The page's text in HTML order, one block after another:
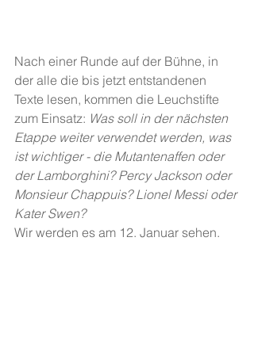
Nach einer Runde auf der Bühne, in
der alle die bis jetzt entstandenen
Texte lesen, kommen die Leuchstifte
zum Einsatz: Was soll in der nächsten
Etappe weiter verwendet werden, was
ist wichtiger - die Mutantenaffen oder
der Lamborghini? Percy Jackson oder
Monsieur Chappuis? Lionel Messi oder
Kater Swen?
Wir werden es am 12. Januar sehen.